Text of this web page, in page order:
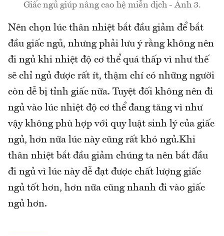
Giấc ngủ giúp nâng cao hệ miễn dịch - Ảnh 3.
Nên chọn lúc thân nhiệt bắt đầu giảm để bắt
đầu giấc ngủ, nhưng phải lưu ý rằng không nên
đi ngủ khi nhiệt độ cơ thể quá thấp vì như thế
sẽ chỉ ngủ được rất ít, thậm chí có những người
còn dễ bị tỉnh giấc nữa. Tuyệt đối không nên đi
ngủ vào lúc nhiệt độ cơ thể đang tăng vì như
vậy không phù hợp với quy luật sinh lý của giấc
ngủ, hơn nữa lúc này cũng rất khó ngủ.Khi
thân nhiệt bắt đầu giảm chúng ta nên bắt đầu
đi ngủ vì lúc này dễ đạt được chất lượng giấc
ngủ tốt hơn, hơn nữa cũng nhanh đi vào giấc
ngủ hơn.